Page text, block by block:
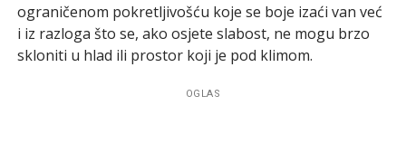
ograničenom pokretljivošću koje se boje izaći van već
i iz razloga što se, ako osjete slabost, ne mogu brzo
skloniti u hlad ili prostor koji je pod klimom.
OGLAS